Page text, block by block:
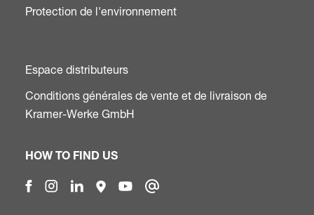
Protection de l'environnement
Espace distributeurs
Conditions générales de vente et de livraison de
Kramer-Werke GmbH
HOW TO FIND US